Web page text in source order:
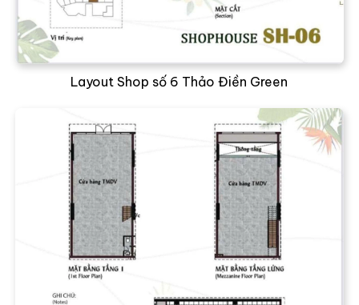
Layout Shop số 6 Thảo Điền Green